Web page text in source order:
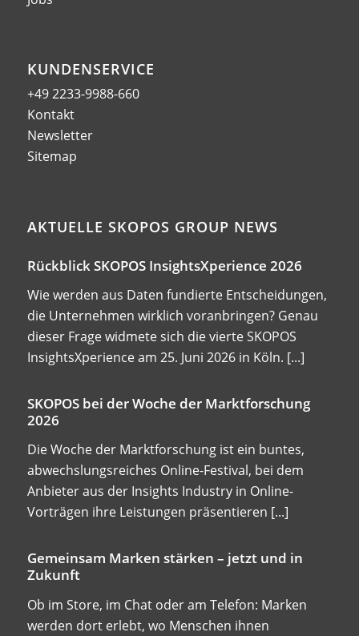
KUNDENSERVICE
+49 2233-9988-660
Kontakt
Newsletter
Sitemap
AKTUELLE SKOPOS GROUP NEWS
Rückblick SKOPOS InsightsXperience 2026
Wie werden aus Daten fundierte Entscheidungen,
die Unternehmen wirklich voranbringen? Genau
dieser Frage widmete sich die vierte SKOPOS
InsightsXperience am 25. Juni 2026 in Köln. [...]
SKOPOS bei der Woche der Marktforschung
2026
Die Woche der Marktforschung ist ein buntes,
abwechslungsreiches Online-Festival, bei dem
Anbieter aus der Insights Industry in Online-
Vorträgen ihre Leistungen präsentieren [...]
Gemeinsam Marken stärken – jetzt und in
Zukunft
Ob im Store, im Chat oder am Telefon: Marken
werden dort erlebt, wo Menschen ihnen